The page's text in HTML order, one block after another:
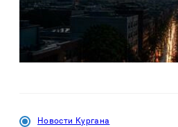
Новости Кургана